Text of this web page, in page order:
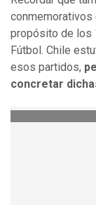
conmemorativos
propósito de los
Fútbol. Chile
esos partidos,
concretar